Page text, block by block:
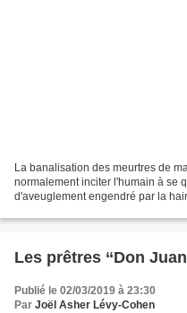
La banalisation des meurtres de
normalement inciter l'humain à se
d'aveuglement engendré par la
Les prêtres ‘‘Don
Publié le 02/03/2019 à 23:30
Par Joël Asher Lévy-Cohen